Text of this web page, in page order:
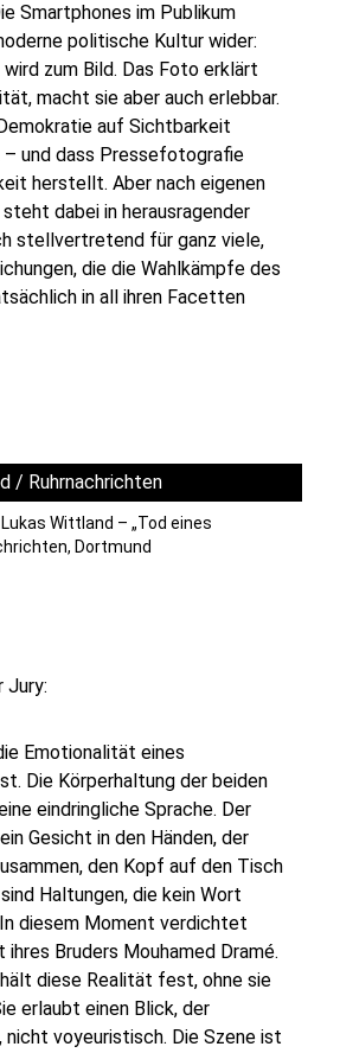
Smartphones im Publikum
politische Kultur wider:
zum Bild. Das Foto erklärt
macht sie aber auch erlebbar.
auf Sichtbarkeit
– und dass Pressefotografie
herstellt. Aber nach eigenen
dabei in herausragender
stellvertretend für ganz viele,
die die Wahlkämpfe des
in all ihren Facetten
/ Ruhrnachrichten
Wittland – „Tod eines
Dortmund
Jury:
Emotionalität eines
Die Körperhaltung der beiden
eindringliche Sprache. Der
Gesicht in den Händen, der
den Kopf auf den Tisch
Haltungen, die kein Wort
diesem Moment verdichtet
ihres Bruders Mouhamed Dramé.
diese Realität fest, ohne sie
erlaubt einen Blick, der
voyeuristisch. Die Szene ist